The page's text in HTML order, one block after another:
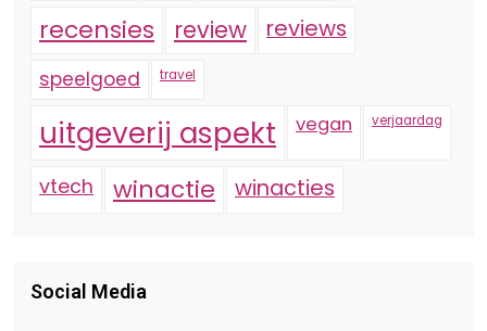
recensies review reviews
speelgoed travel
uitgeverij aspekt vegan verjaardag
vtech winactie winacties
Social Media